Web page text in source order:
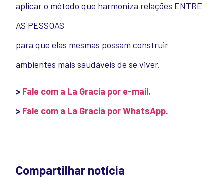
aplicar o método que harmoniza relações ENTRE
AS PESSOAS
para que elas mesmas possam construir
ambientes mais saudáveis de se viver.
> Fale com a La Gracia por e-mail.
> Fale com a La Gracia por WhatsApp.
Compartilhar notícia